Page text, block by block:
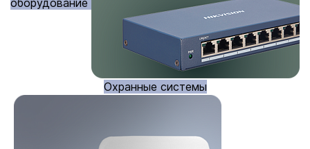
Охранные системы